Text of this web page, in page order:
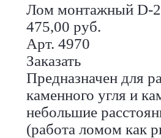
Лом монтажный D-
475,00 руб.
Арт. 4970
Заказать
Предназначен для
каменного угля и
небольшие
(работа ломом как